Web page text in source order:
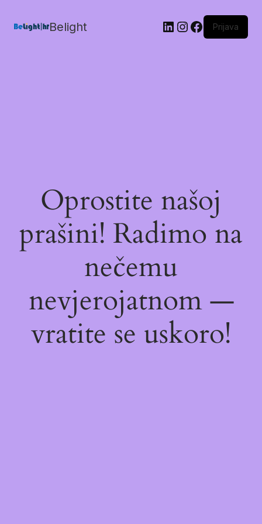
Belight Prijava
Oprostite našoj
prašini! Radimo na
nečemu
nevjerojatnom —
vratite se uskoro!